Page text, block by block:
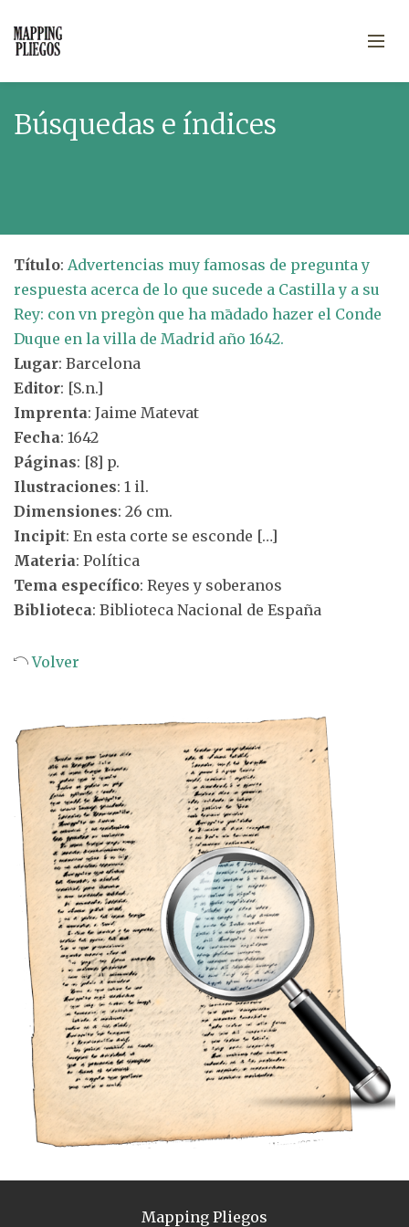
Búsquedas e índices
Título: Advertencias muy famosas de pregunta y
respuesta acerca de lo que sucede a Castilla y a su
Rey: con vn pregòn que ha mādado hazer el Conde
Duque en la villa de Madrid año 1642.
Lugar: Barcelona
Editor: [S.n.]
Imprenta: Jaime Matevat
Fecha: 1642
Páginas: [8] p.
Ilustraciones: 1 il.
Dimensiones: 26 cm.
Incipit: En esta corte se esconde […]
Materia: Política
Tema específico: Reyes y soberanos
Biblioteca: Biblioteca Nacional de España
Volver
Mapping Pliegos